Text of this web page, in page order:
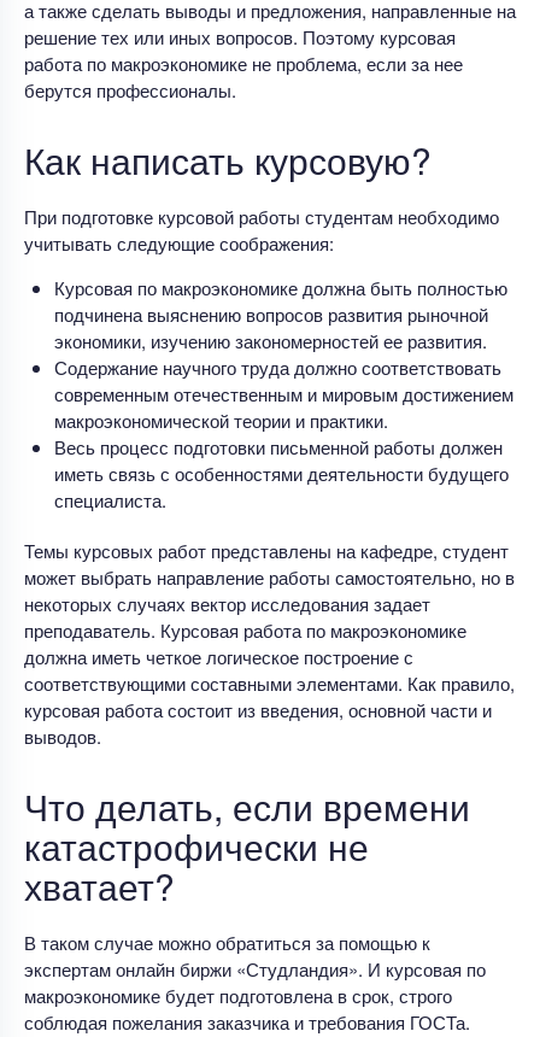
а также сделать выводы и предложения, направленные на
решение тех или иных вопросов. Поэтому курсовая
работа по макроэкономике не проблема, если за нее
берутся профессионалы.
Как написать курсовую?
При подготовке курсовой работы студентам необходимо
учитывать следующие соображения:
Курсовая по макроэкономике должна быть полностью
подчинена выяснению вопросов развития рыночной
экономики, изучению закономерностей ее развития.
Содержание научного труда должно соответствовать
современным отечественным и мировым достижением
макроэкономической теории и практики.
Весь процесс подготовки письменной работы должен
иметь связь с особенностями деятельности будущего
специалиста.
Темы курсовых работ представлены на кафедре, студент
может выбрать направление работы самостоятельно, но в
некоторых случаях вектор исследования задает
преподаватель. Курсовая работа по макроэкономике
должна иметь четкое логическое построение с
соответствующими составными элементами. Как правило,
курсовая работа состоит из введения, основной части и
выводов.
Что делать, если времени
катастрофически не
хватает?
В таком случае можно обратиться за помощью к
экспертам онлайн биржи «Студландия». И курсовая по
макроэкономике будет подготовлена в срок, строго
соблюдая пожелания заказчика и требования ГОСТа.